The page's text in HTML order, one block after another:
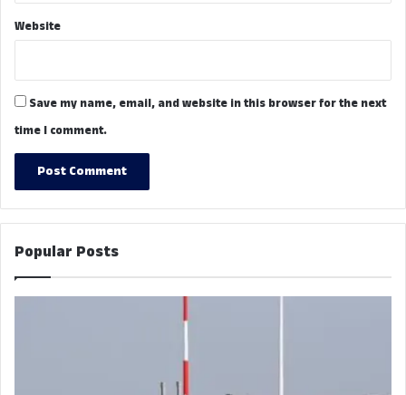
Website
Save my name, email, and website in this browser for the next
time I comment.
Popular Posts